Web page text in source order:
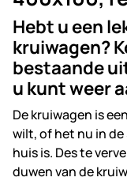
Hebt u een
kruiwagen?
bestaande
u kunt weer
De kruiwagen is
wilt, of het nu in
huis is. Des te
duwen van de